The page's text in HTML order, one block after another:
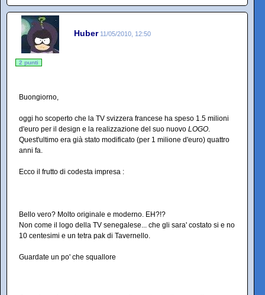
Huber 11/05/2010, 12:50
2 punti
Buongiorno,
oggi ho scoperto che la TV svizzera francese ha speso 1.5 milioni
d'euro per il design e la realizzazione del suo nuovo LOGO.
Quest'ultimo era già stato modificato (per 1 milione d'euro) quattro
anni fa.
Ecco il frutto di codesta impresa :
Bello vero? Molto originale e moderno. EH?!?
Non come il logo della TV senegalese... che gli sara' costato si e no
10 centesimi e un tetra pak di Tavernello.
Guardate un po' che squallore